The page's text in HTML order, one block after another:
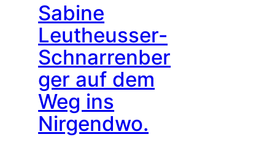
Sabine
Leutheusser-
Schnarrenber
ger auf dem
Weg ins
Nirgendwo.